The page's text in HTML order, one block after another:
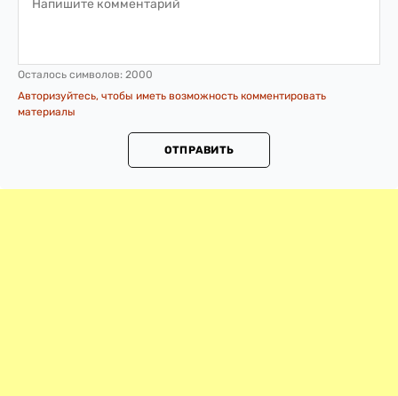
Осталось символов: 2000
Авторизуйтесь, чтобы иметь возможность комментировать
материалы
ОТПРАВИТЬ